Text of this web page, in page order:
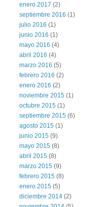
enero 2017 (2)
septiembre 2016 (1)
julio 2016 (1)
junio 2016 (1)
mayo 2016 (4)
abril 2016 (4)
marzo 2016 (5)
febrero 2016 (2)
enero 2016 (2)
noviembre 2015 (1)
octubre 2015 (1)
septiembre 2015 (6)
agosto 2015 (1)
junio 2015 (9)
mayo 2015 (8)
abril 2015 (8)
marzo 2015 (9)
febrero 2015 (8)
enero 2015 (5)
diciembre 2014 (2)